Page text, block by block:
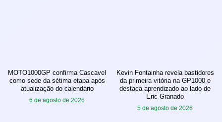
MOTO1000GP confirma Cascavel
como sede da sétima etapa após
atualização do calendário
6 de agosto de 2026
Kevin Fontainha revela bastidores
da primeira vitória na GP1000 e
destaca aprendizado ao lado de
Eric Granado
5 de agosto de 2026